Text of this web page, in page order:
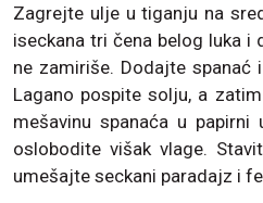
Zagrejte ulje u tiganju na
iseckana tri čena belog luka
ne zamiriše. Dodajte
Lagano pospite solju, a
mešavinu spanaća u
oslobodite višak vlage.
umešajte seckani paradajz i